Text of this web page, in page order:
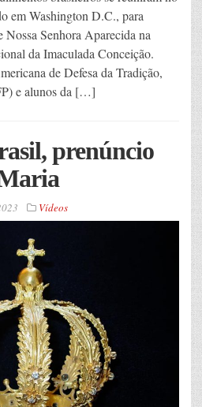
em Washington D.C., para
Nossa Senhora Aparecida na
da Imaculada Conceição.
de Defesa da Tradição,
e alunos da […]
prenúncio
Vídeos